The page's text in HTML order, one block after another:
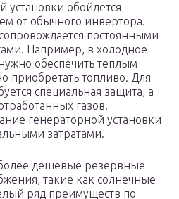
обойдется
от обычного инвертора.
постоянными
Например, в холодное
обеспечить теплым
приобретать топливо. Для
специальная защита, а
газов.
генераторной установки
затратами.
дешевые резервные
такие как солнечные
ряд преимуществ по